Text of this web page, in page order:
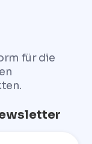
für die